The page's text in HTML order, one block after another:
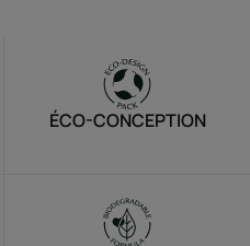
ÉCO-CONCEPTION